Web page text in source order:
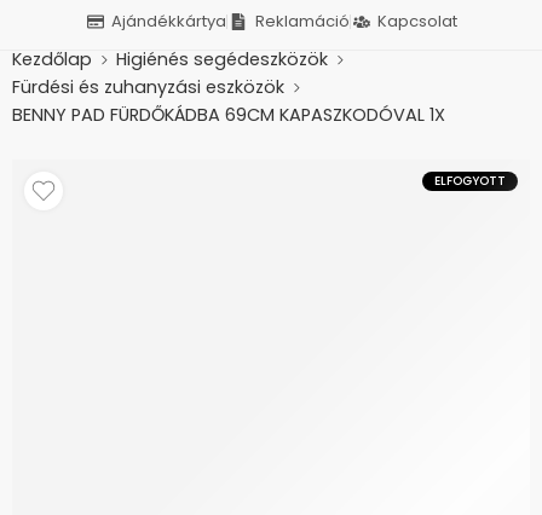
Ajándékkártya Reklamáció Kapcsolat
Kezdőlap
Higiénés segédeszközök
Fürdési és zuhanyzási eszközök
BENNY PAD FÜRDŐKÁDBA 69CM KAPASZKODÓVAL 1X
ELFOGYOTT